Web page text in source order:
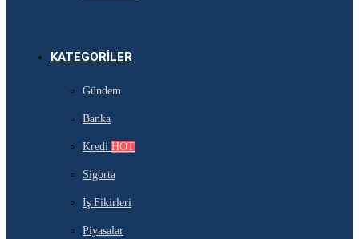
KATEGORILER
Gündem
Banka
Kredi HOT
Sigorta
İş Fikirleri
Piyasalar